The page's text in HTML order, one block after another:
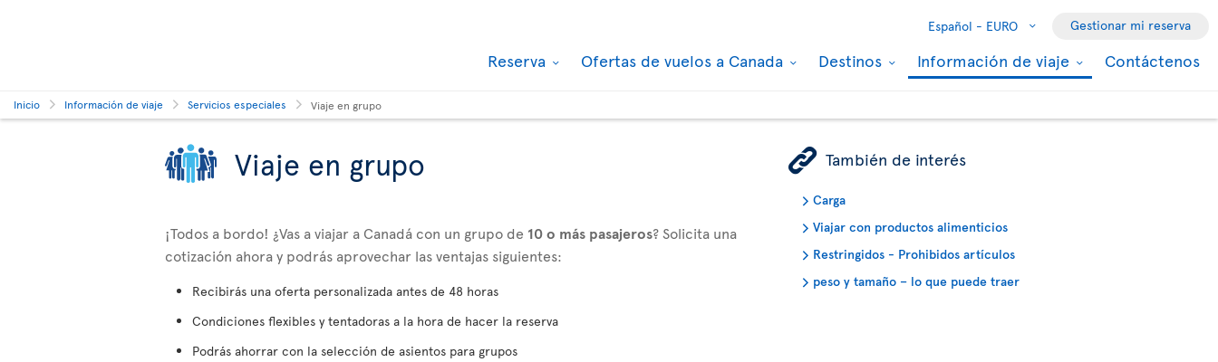
Español - EURO Gestionar mi reserva
Reserva Ofertas de vuelos a Canada Destinos Información de viaje Contáctenos
Inicio Información de viaje Servicios especiales Viaje en grupo
Viaje en grupo
¡Todos a bordo! ¿Vas a viajar a Canadá con un grupo de 10 o más pasajeros? Solicita una
cotización ahora y podrás aprovechar las ventajas siguientes:
Recibirás una oferta personalizada antes de 48 horas
Condiciones flexibles y tentadoras a la hora de hacer la reserva
Podrás ahorrar con la selección de asientos para grupos
ÿ También de interés
Carga
Viajar con productos alimenticios
Restringidos - Prohibidos artículos
peso y tamaño – lo que puede traer